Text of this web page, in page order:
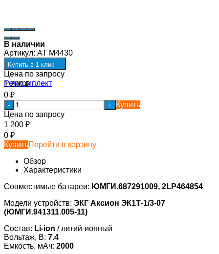
В наличии
Артикул: АТ М4430
Купить в 1 клик
Цена по запросу
1 200₽
0 ₽
- +
Купить
Цена по запросу
1 200 ₽
0 ₽
КупитьПерейти в корзину
Обзор
Характеристики
Совместимые батареи: ЮМГИ.687291009, 2LP464854
Модели устройств: ЭКГ Аксион ЭК1Т-1/3-07
(ЮМГИ.941311.005-11)
Состав: Li-ion / литий-ионный
Вольтаж, В: 7.4
Емкость, мАч: 2000